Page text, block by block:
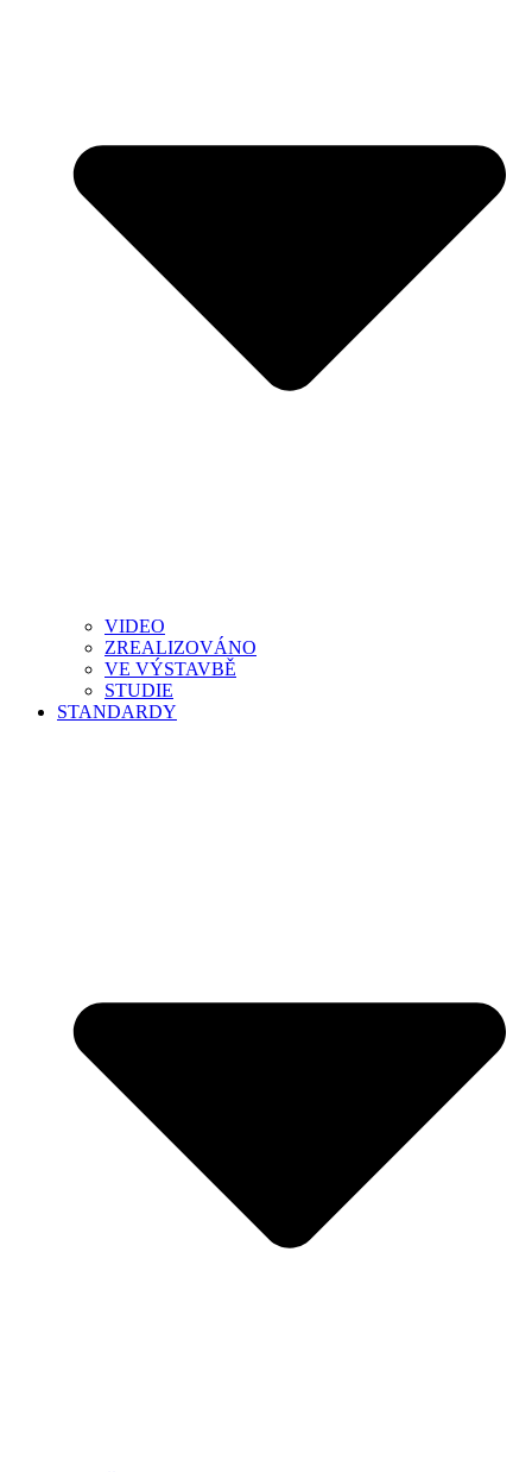
VIDEO
ZREALIZOVÁNO
VE VÝSTAVBĚ
STUDIE
STANDARDY